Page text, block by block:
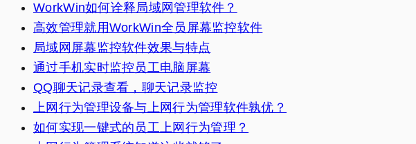
WorkWin如何诠释局域网管理软件？
高效管理就用WorkWin全员屏幕监控软件
局域网屏幕监控软件效果与特点
通过手机实时监控员工电脑屏幕
QQ聊天记录查看，聊天记录监控
上网行为管理设备与上网行为管理软件孰优？
如何实现一键式的员工上网行为管理？